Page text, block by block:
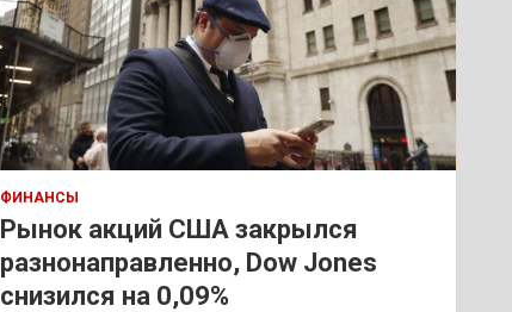
ФИНАНСЫ
Рынок акций США закрылся
разнонаправленно, Dow Jones
снизился на 0,09%